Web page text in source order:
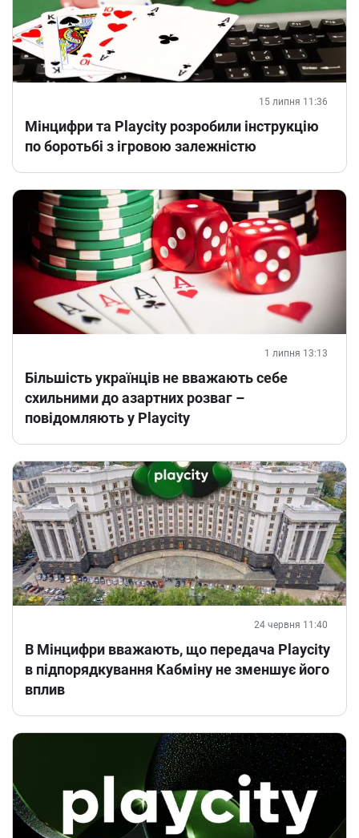
15 липня 11:36
Мінцифри та Playcity розробили інструкцію
по боротьбі з ігровою залежністю
1 липня 13:13
Більшість українців не вважають себе
схильними до азартних розваг –
повідомляють у Playcity
24 червня 11:40
В Мінцифри вважають, що передача Playcity
в підпорядкування Кабміну не зменшує його
вплив